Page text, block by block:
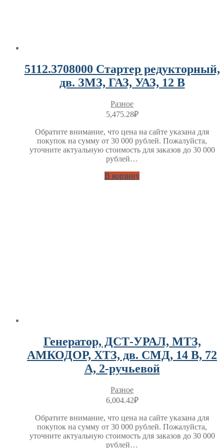
5112.3708000 Стартер редукторный,
дв. ЗМЗ, ГАЗ, УАЗ, 12 В
Разное
5,475.28₽
Обратите внимание, что цена на сайте указана для
покупок на сумму от 30 000 рублей. Пожалуйста,
уточните актуальную стоимость для заказов до 30 000
рублей…
В корзину
Генератор, ДСТ-УРАЛ, МТЗ,
АМКОДОР, ХТЗ, дв. СМД, 14 В, 72
А, 2-ручьевой
Разное
6,004.42₽
Обратите внимание, что цена на сайте указана для
покупок на сумму от 30 000 рублей. Пожалуйста,
уточните актуальную стоимость для заказов до 30 000
рублей…